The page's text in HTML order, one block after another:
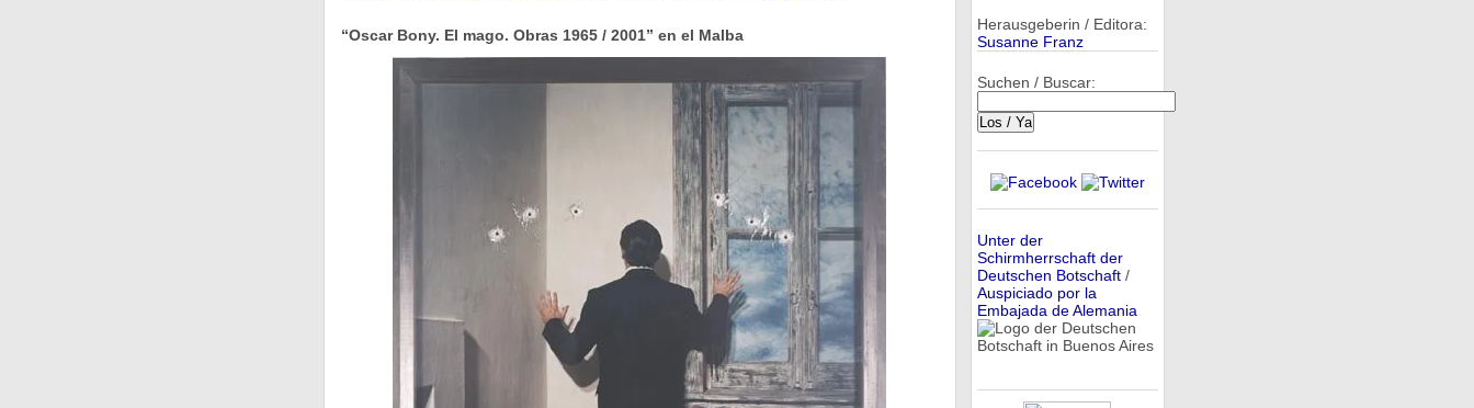
“Oscar Bony. El mago. Obras 1965 / 2001” en el Malba
Herausgeberin / Editora:
Susanne Franz
Suchen / Buscar:
Unter der
Schirmherrschaft der
Deutschen Botschaft/
Auspiciado por la
Embajada de Alemania